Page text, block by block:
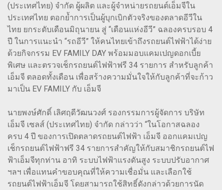
(ประเทศไทย) จำกัด ผู้ผลิต และผู้จำหน่ายรถยนต์เอ็มจีใน
ประเทศไทย ตอกย้ำการเป็นผู้บุกเบิกตัวจริงของตลาดอีวีใน
ไทย ยกระดับเดือนมิถุนายน สู่ “เดือนแห่งอีวี” ฉลองครบรอบ 4
ปี ในการแนะนำ “รถอีวี” ให้คนไทยเข้าถึงรถยนต์ไฟฟ้าได้ง่าย
ด้วยกิจกรรม EV FAMILY DAY พร้อมมอบแคมเปญดอกเบี้ย
พิเศษ และตรวจเช็กรถยนต์ไฟฟ้าฟรี 34 รายการ สำหรับลูกค้า
เอ็มจี ตลอดทั้งเดือน เพื่อสร้างความมั่นใจให้กับลูกค้าที่จะก้าว
มาเป็น EV FAMILY กับ เอ็มจี
นายพงษ์ศักดิ์ เลิศฤดีวัฒนวงศ์ รองกรรมการผู้จัดการ บริษัท
เอ็มจี เซลส์ (ประเทศไทย) จำกัด กล่าวว่า “ในโอกาสฉลอง
ครบ 4 ปี ของการเปิดตลาดรถยนต์ไฟฟ้า เอ็มจี ออกแคมเปญ
เช็กรถยนต์ไฟฟ้าฟรี 34 รายการสำคัญให้กับสมาชิกรถยนต์ไฟ
ฟ้าเอ็มจีทุกท่าน อาทิ ระบบไฟฟ้าแรงดันสูง ระบบปรับอากาศ
ฯลฯ เพื่อแทนคำขอบคุณที่ให้ความเชื่อมั่น และเลือกใช้
รถยนต์ไฟฟ้าเอ็มจี โดยสามารถใช้สิทธิ์ดังกล่าวด้วยการนัด